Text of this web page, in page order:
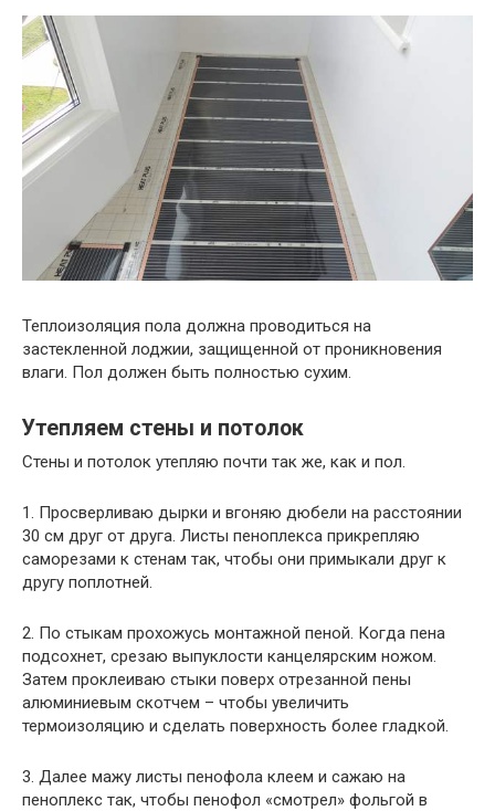
Теплоизоляция пола должна проводиться на
застекленной лоджии, защищенной от проникновения
влаги. Пол должен быть полностью сухим.
Утепляем стены и потолок
Стены и потолок утепляю почти так же, как и пол.
1. Просверливаю дырки и вгоняю дюбели на расстоянии
30 см друг от друга. Листы пеноплекса прикрепляю
саморезами к стенам так, чтобы они примыкали друг к
другу поплотней.
2. По стыкам прохожусь монтажной пеной. Когда пена
подсохнет, срезаю выпуклости канцелярским ножом.
Затем проклеиваю стыки поверх отрезанной пены
алюминиевым скотчем – чтобы увеличить
термоизоляцию и сделать поверхность более гладкой.
3. Далее мажу листы пенофола клеем и сажаю на
пеноплекс так, чтобы пенофол «смотрел» фольгой в